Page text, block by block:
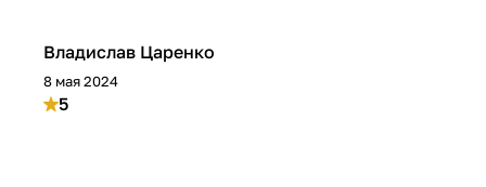
Владислав Царенко
8 мая 2024
5